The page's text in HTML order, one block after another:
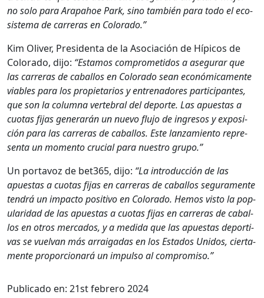
no solo para Ara­pa­hoe Park, sino tam­bién para todo el eco­
sis­tema de car­reras en Col­orado.”
Kim Oliv­er, Pres­i­den­ta de la Aso­ciación de Hípi­cos de
Col­orado, dijo: “Esta­mos com­pro­meti­dos a ase­gu­rar que
las car­reras de cabal­los en Col­orado sean económi­ca­mente
viables para los propi­etar­ios y entre­nadores par­tic­i­pantes,
que son la colum­na ver­te­bral del deporte. Las apues­tas a
cuo­tas fijas gener­arán un nue­vo flu­jo de ingre­sos y exposi­
ción para las car­reras de cabal­los. Este lan­za­mien­to rep­re­
sen­ta un momen­to cru­cial para nue­stro grupo.”
Un por­tavoz de bet365, dijo: “La intro­duc­ción de las
apues­tas a cuo­tas fijas en car­reras de cabal­los segu­ra­mente
ten­drá un impacto pos­i­ti­vo en Col­orado. Hemos vis­to la pop­
u­lar­i­dad de las apues­tas a cuo­tas fijas en car­reras de cabal­
los en otros mer­ca­dos, y a medi­da que las apues­tas deporti­
vas se vuel­van más arraigadas en los Esta­dos Unidos, cier­ta­
mente pro­por­cionará un impul­so al com­pro­miso.”
Publicado en: 21st febrero 2024